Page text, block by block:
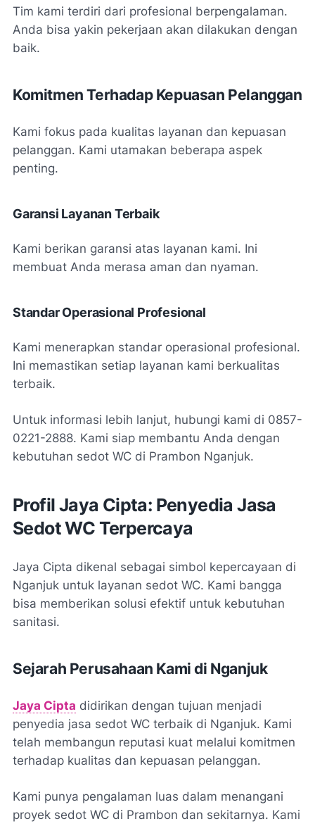
Tim kami terdiri dari profesional berpengalaman.
Anda bisa yakin pekerjaan akan dilakukan dengan
baik.
Komitmen Terhadap Kepuasan Pelanggan
Kami fokus pada kualitas layanan dan kepuasan
pelanggan. Kami utamakan beberapa aspek
penting.
Garansi Layanan Terbaik
Kami berikan garansi atas layanan kami. Ini
membuat Anda merasa aman dan nyaman.
Standar Operasional Profesional
Kami menerapkan standar operasional profesional.
Ini memastikan setiap layanan kami berkualitas
terbaik.
Untuk informasi lebih lanjut, hubungi kami di 0857-
0221-2888. Kami siap membantu Anda dengan
kebutuhan sedot WC di Prambon Nganjuk.
Profil Jaya Cipta: Penyedia Jasa
Sedot WC Terpercaya
Jaya Cipta dikenal sebagai simbol kepercayaan di
Nganjuk untuk layanan sedot WC. Kami bangga
bisa memberikan solusi efektif untuk kebutuhan
sanitasi.
Sejarah Perusahaan Kami di Nganjuk
Jaya Cipta didirikan dengan tujuan menjadi
penyedia jasa sedot WC terbaik di Nganjuk. Kami
telah membangun reputasi kuat melalui komitmen
terhadap kualitas dan kepuasan pelanggan.
Kami punya pengalaman luas dalam menangani
proyek sedot WC di Prambon dan sekitarnya. Kami